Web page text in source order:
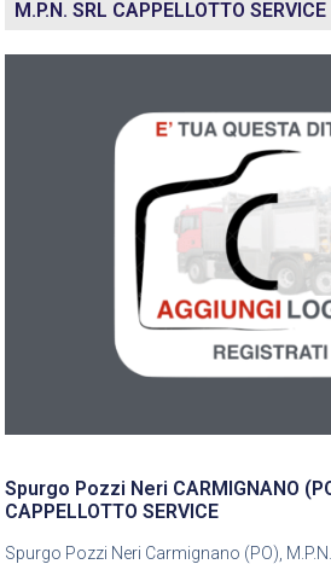
M.P.N. SRL CAPPELLOTTO SERVICE
Spurgo Pozzi Neri CARMIGNANO
CAPPELLOTTO SERVICE
Spurgo Pozzi Neri Carmignano (PO),